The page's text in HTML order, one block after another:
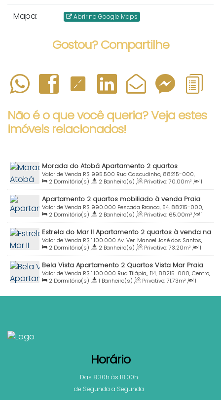
Mapa: Abrir no Google Maps
Gostou? Compartilhe
Não é o que você queria? Veja estes
imóveis relacionados!
Morada do Atobá Apartamento 2 quartos
mobiliado à venda Centro Bombinhas SC
R$ 995.500
Valor de Venda
Rua Cascudinho, 88215-000,
Centro, Bombinhas, Santa Catarina, Brasil
2 Dormitório(s) , 2 Banheiro(s) , Privativo:70.00m²,
1
Sala(s) , 1 Suíte(s), Total:95.00m², 1Vaga(s),
200m
Distância do Mar , Útil:70.00m²
Apartamento 2 quartos mobiliado à venda Praia
Centro Bombinhas SC
R$ 990.000
Valor de Venda
Pescada Branca, 54, 88215-000,
Centro, Bombinhas, Santa Catarina, Brasil
2 Dormitório(s) , 2 Banheiro(s) , Privativo: 65.00m²,
1
Sala(s) , 1 Suíte(s), Total:90.00m² , 2 Vaga(s) ,
Útil:
65.00m²
Estrela do Mar II Apartamento 2 quartos à venda na
Avenida Centro Bombinhas SC
R$ 1.100.000
Valor de Venda
Av. Ver. Manoel José dos Santos,
1004, 88215-000, Centro, Bombinhas, Santa Catarina, Brasil
2 Dormitório(s) , 2 Banheiro(s) , Privativo:73.20m²,
1
Sala(s) , 1 Suíte(s), Total:96.10m², 1Vaga(s),
Útil:
73.20 m²
Bela Vista Apartamento 2 Quartos Vista Mar Praia
Centro Bombinhas
R$ 1.100.000
Valor de Venda
Rua Tilápia,, 114, 88215-000, Centro,
Bombinhas, Santa Catarina, Brasil
2 Dormitório(s) , 1 Banheiro(s) , Privativo:71.73m²,
1
Distância do Mar, Útil:71.73m²
Horário
Das 8:30h às 18:00h
de Segunda a Segunda